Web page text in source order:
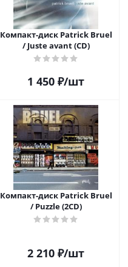
Компакт-диск Patrick Bruel
/ Juste avant (CD)
1 450 ₽/шт
Компакт-диск Patrick Bruel
/ Puzzle (2CD)
2 210 ₽/шт